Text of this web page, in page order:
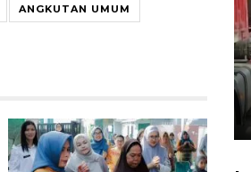
ANGKUTAN UMUM
17:40